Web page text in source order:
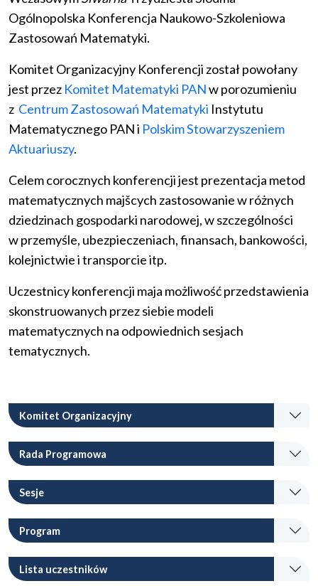
Ogólnopolska Konferencja Naukowo-Szkoleniowa
Zastosowań Matematyki.
Komitet Organizacyjny Konferencji został powołany
jest przez Komitet Matematyki PANw porozumieniu
z Centrum Zastosowań Matematyki Instytutu
Matematycznego PAN i Polskim Stowarzyszeniem
Aktuariuszy.
Celem corocznych konferencji jest prezentacja metod
matematycznych majšcych zastosowanie w różnych
dziedzinach gospodarki narodowej, w szczególności
w przemyśle, ubezpieczeniach, finansach, bankowości,
kolejnictwie i transporcie itp.
Uczestnicy konferencji maja możliwość przedstawienia
skonstruowanych przez siebie modeli
matematycznych na odpowiednich sesjach
tematycznych.
Komitet Organizacyjny
Rada Programowa
Sesje
Program
Lista uczestników